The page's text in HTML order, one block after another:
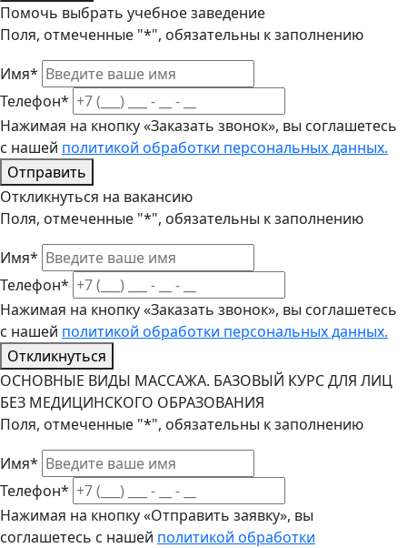
Помочь выбрать учебное заведение
Поля, отмеченные "*", обязательны к заполнению
Имя*
Телефон*
Нажимая на кнопку «Заказать звонок», вы соглашетесь
с нашей политикой обработки персональных данных.
Отправить
Откликнуться на вакансию
Поля, отмеченные "*", обязательны к заполнению
Имя*
Телефон*
Нажимая на кнопку «Заказать звонок», вы соглашетесь
с нашей политикой обработки персональных данных.
Откликнуться
ОСНОВНЫЕ ВИДЫ МАССАЖА. БАЗОВЫЙ КУРС ДЛЯ ЛИЦ
БЕЗ МЕДИЦИНСКОГО ОБРАЗОВАНИЯ
Поля, отмеченные "*", обязательны к заполнению
Имя*
Телефон*
Нажимая на кнопку «Отправить заявку», вы
соглашетесь с нашей политикой обработки